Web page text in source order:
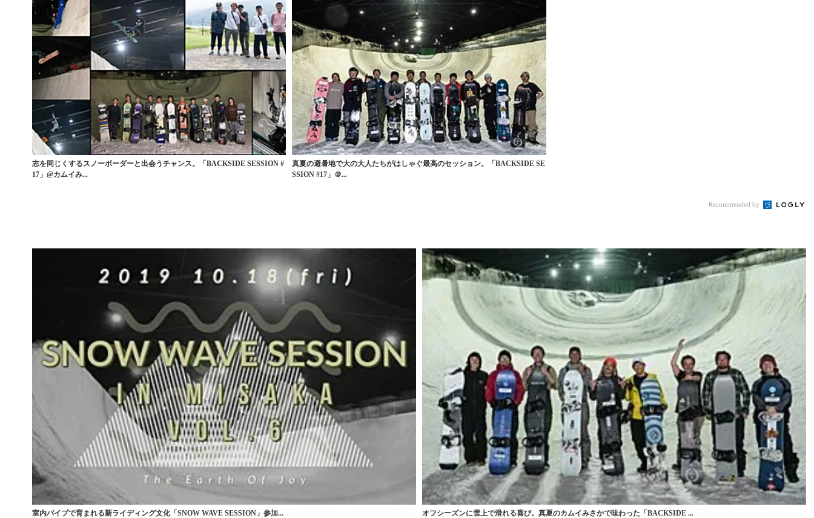
志を同じくするスノーボーダーと出会うチャンス。「BACKSIDE SESSION #
17」@カムイみ...
真夏の避暑地で大の大人たちがはしゃぐ最高のセッション。「BACKSIDE SE
SSION #17」＠...
Recommended by
室内パイプで育まれる新ライディング文化「SNOW WAVE SESSION」参加... オフシーズンに雪上で滑れる喜び。真夏のカムイみさかで味わった「BACKSIDE ...